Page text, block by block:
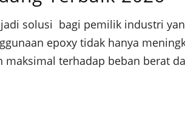
solusi bagi pemilik industri
epoxy tidak hanya
terhadap beban berat